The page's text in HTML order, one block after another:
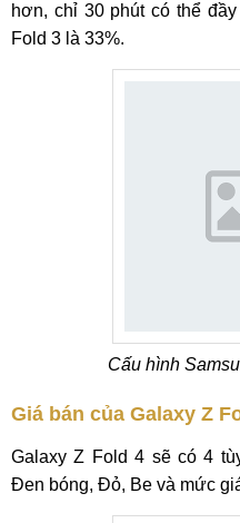
hơn, chỉ 30 phút có thể
Fold 3 là 33%.
Cấu hình
Giá bán của Galaxy Z
Galaxy Z Fold 4 sẽ có 4
Đen bóng, Đỏ, Be và mức